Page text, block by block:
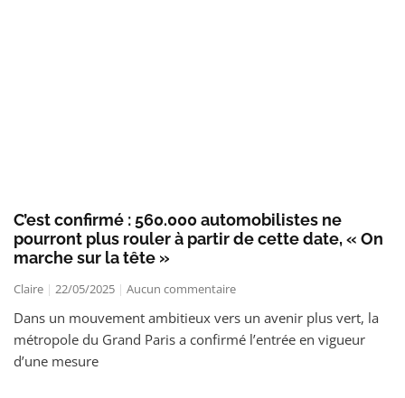
C’est confirmé : 560.000 automobilistes ne
pourront plus rouler à partir de cette date, « On
marche sur la tête »
Claire 22/05/2025 Aucun commentaire
Dans un mouvement ambitieux vers un avenir plus vert, la
métropole du Grand Paris a confirmé l’entrée en vigueur
d’une mesure